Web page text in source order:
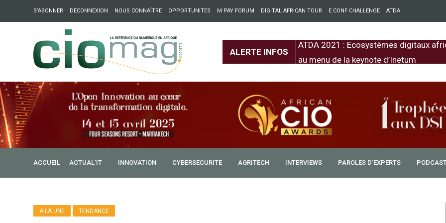
S’ABONNER DECONNEXION NOUS CONNAÎTRE OPPORTUNITES M PAY FORUM DIGITAL AFRICAN TOUR E.CONF CHALLENGE ATDA
ALERTE INFOS
: Partech Shaker lance Chapter54 pour créer des ponts entre l’Europe et
ATDA 2021 : Ecosystèmes digitaux
au menu de la keynote d’Inetum
ACCUEIL ACTUAL’IT INNOVATION CYBERSECURITE AGRITECH INTERVIEWS PAROLES D’EXPERTS
A LA UNE TENDANCE